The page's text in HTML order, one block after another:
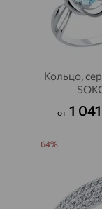
Кольцо,
от 1
64%